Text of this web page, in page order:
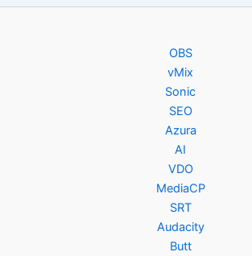
OBS
vMix
Sonic
SEO
Azura
AI
VDO
MediaCP
SRT
Audacity
Butt